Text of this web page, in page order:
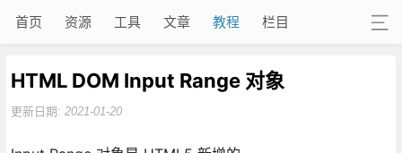
首页 资源 工具 文章 教程 栏目
HTML DOM Input Range 对象
更新日期: 2021-01-20